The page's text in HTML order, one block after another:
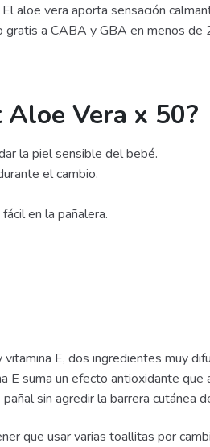
aloe vera aporta sensación
gratis a CABA y GBA en menos de
Vera x 50?
la piel sensible del bebé.
el cambio.
en la pañalera.
E, dos ingredientes muy
suma un efecto antioxidante
sin agredir la barrera cutánea
que usar varias toallitas por